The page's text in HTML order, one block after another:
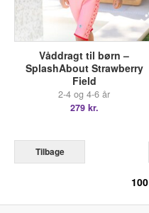
Våddragt til børn –
SplashAbout Strawberry
Field
2-4 og 4-6 år
279 kr.
Tilbage
100